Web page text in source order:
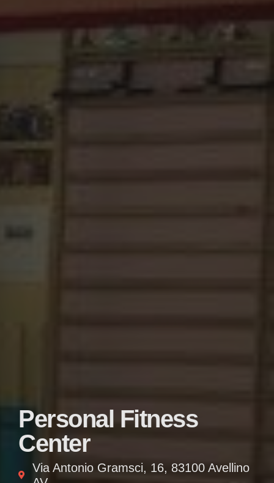
Personal Fitness
Center
Via Antonio Gramsci, 16, 83100 Avellino